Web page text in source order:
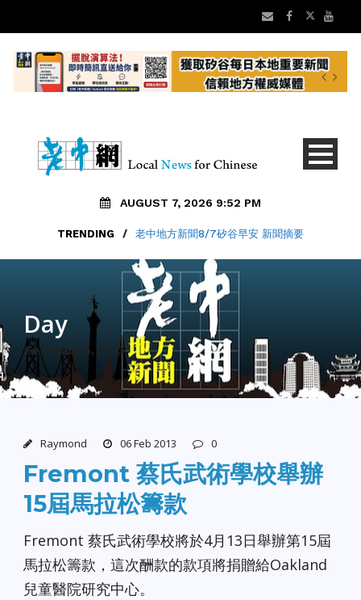
AUGUST 7, 2026 9:52 PM
TRENDING / 老中地方新聞8/7矽谷早安 新聞摘要
Day
February 6, 2013
Raymond 06 Feb 2013 0
Fremont 蔡氏武術學校舉辦
15屆馬拉松籌款
Fremont 蔡氏武術學校將於4月13日舉辦第15屆
馬拉松籌款，這次酬款的款項將捐贈給Oakland
兒童醫院研究中心。